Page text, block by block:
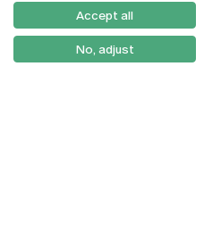
Accept all
No, adjust